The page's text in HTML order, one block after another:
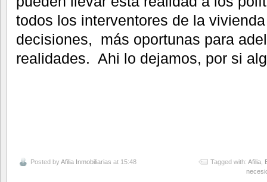
todos los interventores de la
decisiones, más oportunas para
realidades. Ahi lo dejamos, por si
Posted byAfilia Inmobiliarias at 15:48 Tagged with: Afilia